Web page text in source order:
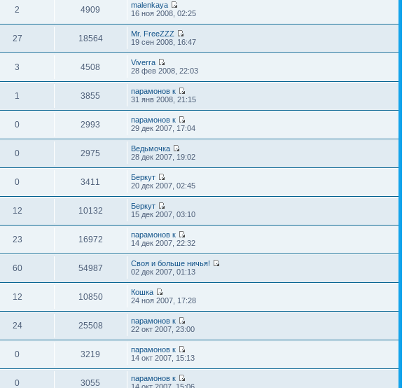
2 4909
malenkaya
16 ноя 2008, 02:25
27 18564
Mr. FreeZZZ
19 сен 2008, 16:47
3 4508
Viverra
28 фев 2008, 22:03
1 3855
парамонов к
31 янв 2008, 21:15
0 2993
парамонов к
29 дек 2007, 17:04
0 2975
Ведьмочка
28 дек 2007, 19:02
0 3411
Беркут
20 дек 2007, 02:45
12 10132
Беркут
15 дек 2007, 03:10
23 16972
парамонов к
14 дек 2007, 22:32
60 54987
Своя и больше ничья!
02 дек 2007, 01:13
12 10850
Кошка
24 ноя 2007, 17:28
24 25508
парамонов к
22 окт 2007, 23:00
0 3219
парамонов к
14 окт 2007, 15:13
0 3055
парамонов к